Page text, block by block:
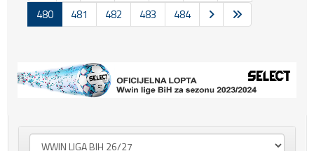
480
481 482 483 484